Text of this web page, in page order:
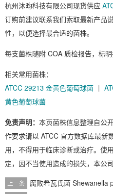
杭州沐昀科技有限公司现货供应
订购前建议联系我们索取最新产品
性，以便选择最合适的菌株。
每支菌株随附 COA 质检报告，标明
相关常用菌株：
ATCC 29213 金黄色葡萄球菌 ｜
黄色葡萄球菌
免责声明： 本页菌株信息整理自公
作要求请以 ATCC 官方数据库最新
用，不得用于临床诊断或治疗。使
定，因不当使用造成的损失，本公
上一条 腐败希瓦氏菌 Shewanella